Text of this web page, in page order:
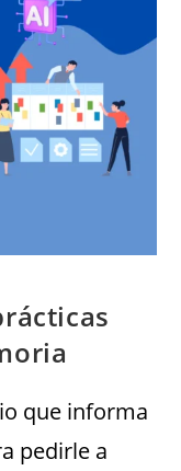
que informa
pedirle a